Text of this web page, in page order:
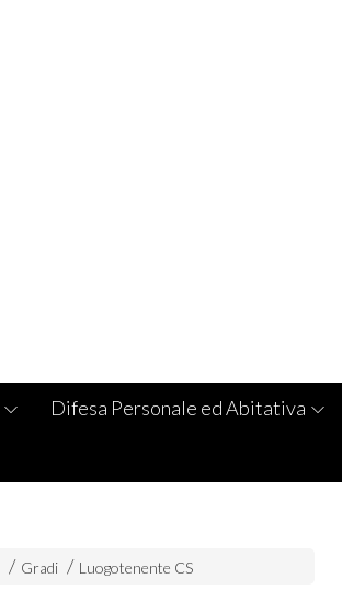
Difesa Personale ed Abitativa
Gradi Luogotenente CS